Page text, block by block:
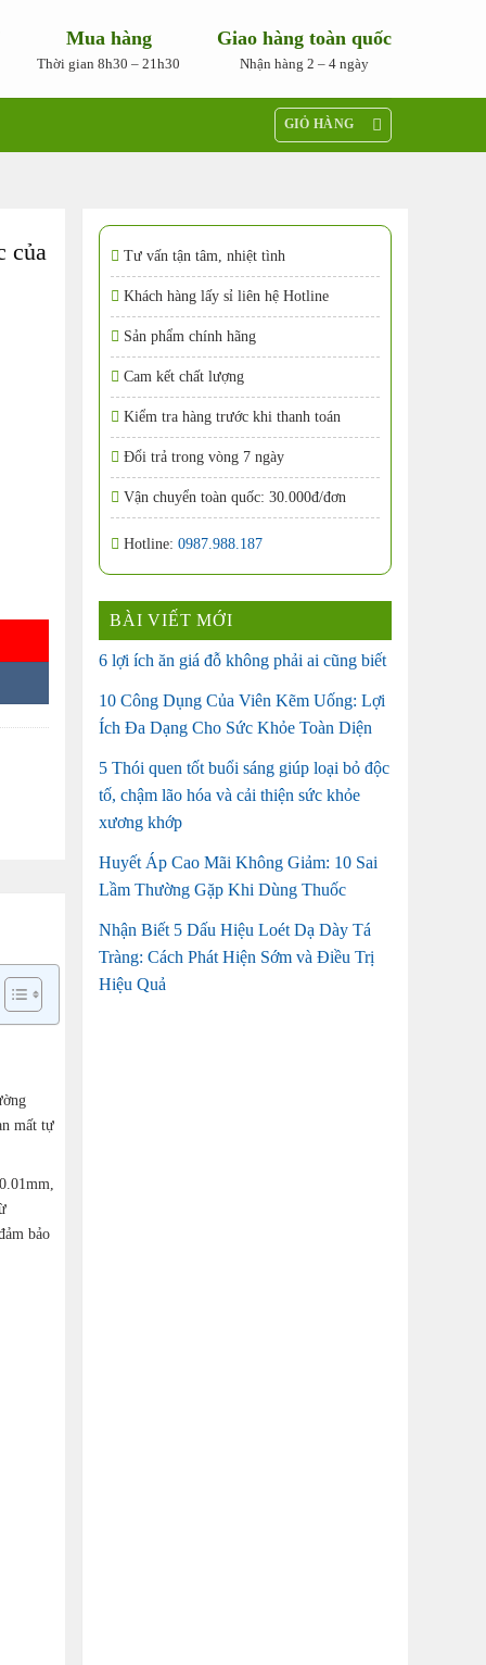
Mua hàng
Thời gian 8h30 – 21h30
Giao hàng toàn quốc
Nhận hàng 2 – 4 ngày
GIỎ HÀNG
Tư vấn tận tâm, nhiệt tình
Khách hàng lấy sỉ liên hệ Hotline
Sản phẩm chính hãng
Cam kết chất lượng
Kiểm tra hàng trước khi thanh toán
Đổi trả trong vòng 7 ngày
Vận chuyển toàn quốc: 30.000đ/đơn
Hotline: 0987.988.187
BÀI VIẾT MỚI
6 lợi ích ăn giá đỗ không phải ai cũng biết
10 Công Dụng Của Viên Kẽm Uống: Lợi
Ích Đa Dạng Cho Sức Khỏe Toàn Diện
5 Thói quen tốt buổi sáng giúp loại bỏ độc
tố, chậm lão hóa và cải thiện sức khỏe
xương khớp
Huyết Áp Cao Mãi Không Giảm: 10 Sai
Lầm Thường Gặp Khi Dùng Thuốc
Nhận Biết 5 Dấu Hiệu Loét Dạ Dày Tá
Tràng: Cách Phát Hiện Sớm và Điều Trị
Hiệu Quả
của
mất tự
bảo